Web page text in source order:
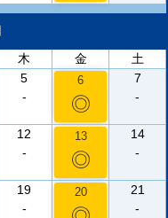
木 金
土
5
-
6
◎
7
-
12
-
13
◎
14
-
19
-
20
21
-